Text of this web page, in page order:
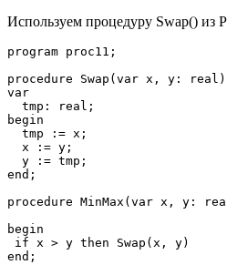
Используем процедуру Swap() из
program proc11;
procedure Swap(var x, y:
var
  tmp: real;
begin
  tmp := x;
  x := y;
  y := tmp;
end;
procedure MinMax(var x, y:
begin
if x > y then Swap(x, y)
end;